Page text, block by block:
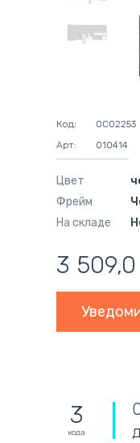
Код:
0C02253
Арт:
010414
Цвет
Фрейм
На складе
3 509,0
мес.
мес.
3
кода